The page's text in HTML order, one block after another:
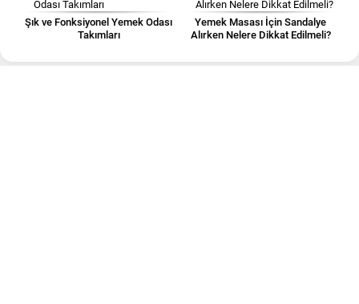
Şık ve Fonksiyonel Yemek Odası
Takımları
Yemek Masası İçin Sandalye
Alırken Nelere Dikkat Edilmeli?